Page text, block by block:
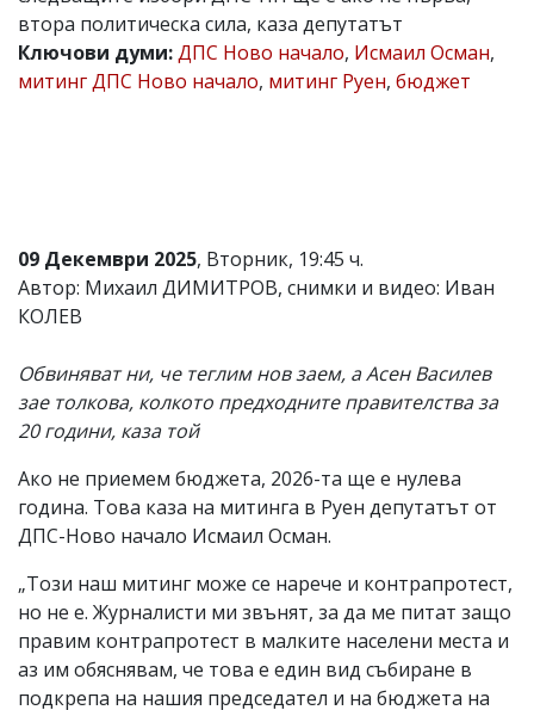
Коментарите
под
се
отговорност
за
тях!
Ако
обиден
вас
коментар,
сигнализирайте
втора политическа сила, каза депутатът
Ключови думи:ДПС Ново начало, Исмаил Осман,
митинг ДПС Ново начало, митинг Руен, бюджет
09 Декември 2025, Вторник, 19:45 ч.
Автор: Михаил ДИМИТРОВ, снимки и видео: Иван
КОЛЕВ
Обвиняват ни, че теглим нов заем, а Асен Василев
зае толкова, колкото предходните правителства за
20 години, каза той
Ако не приемем бюджета, 2026-та ще е нулева
година. Това каза на митинга в Руен депутатът от
ДПС-Ново начало Исмаил Осман.
„Този наш митинг може се нарече и контрапротест,
но не е. Журналисти ми звънят, за да ме питат защо
правим контрапротест в малките населени места и
аз им обяснявам, че това е един вид събиране в
подкрепа на нашия председател и на бюджета на